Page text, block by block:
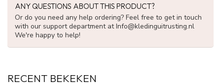
ANY QUESTIONS ABOUT THIS PRODUCT?
Or do you need any help ordering? Feel free to get in touch
with our support department atInfo@kledinguitrusting.nl
We're happy to help!
RECENT BEKEKEN